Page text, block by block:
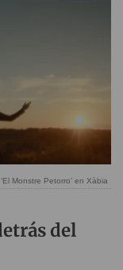
Monstre Petorro’ en Xàbia
del